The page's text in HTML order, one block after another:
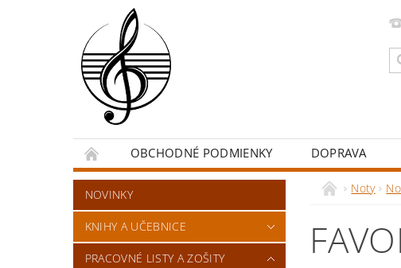
OBCHODNÉ PODMIENKY DOPRAVA
NOVINKY
KNIHY A UČEBNICE
PRACOVNÉ LISTY A ZOŠITY
Noty